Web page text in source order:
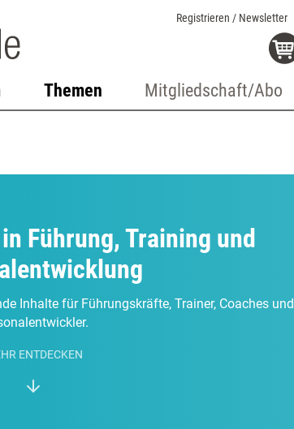
Registrieren / Newsletter
Themen Mitgliedschaft/Abo
Führung, Training und
Inhalte für Führungskräfte, Trainer, Coaches und
ENTDECKEN